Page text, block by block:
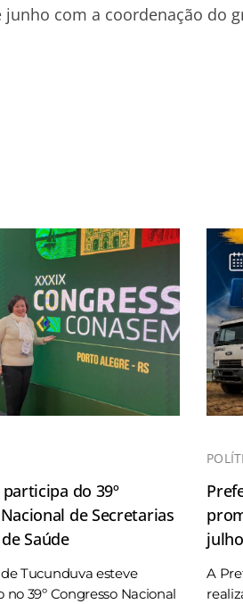
com a coordenação do
do 39º
de Secretarias
Saúde
Tucunduva esteve
no 39º Congresso Nacional
julho
A